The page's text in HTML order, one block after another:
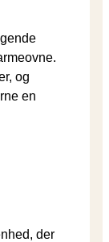
og
en
der